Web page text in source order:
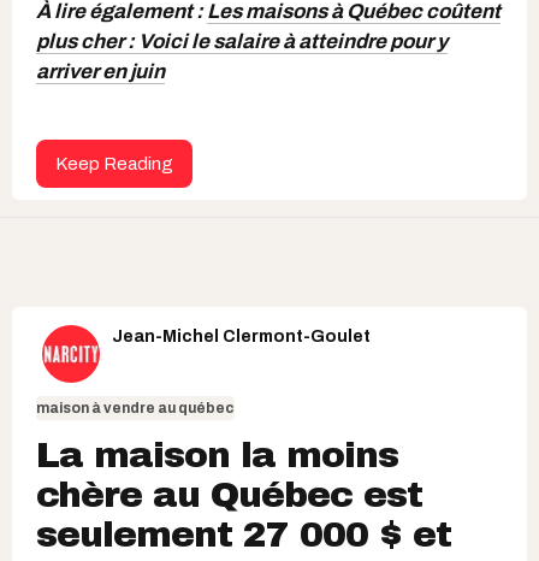
À lire également :Les maisons à Québec coûtent
plus cher : Voici le salaire à atteindre pour y
arriver en juin
Keep Reading
Jean-Michel Clermont-Goulet
maison à vendre au québec
La maison la moins
chère au Québec est
seulement 27 000 $ et